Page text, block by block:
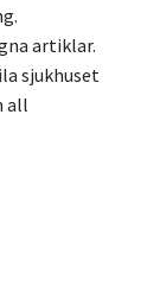
artiklar.
sjukhuset
all